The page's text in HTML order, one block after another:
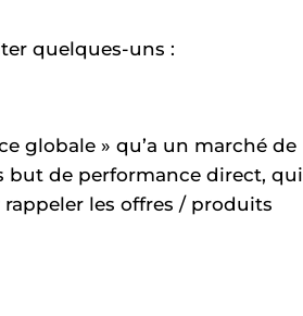
quelques-uns :
globale » qu’a un marché de
but de performance direct, qui
les offres / produits